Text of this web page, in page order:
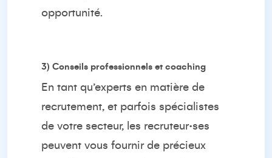
opportunité.
3) Conseils professionnels et coaching
En tant qu’experts en matière de
recrutement, et parfois spécialistes
de votre secteur, les recruteur·ses
peuvent vous fournir de précieux